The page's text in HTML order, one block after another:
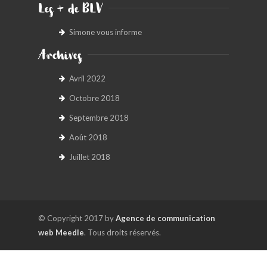
Les + de BLV
Simone vous informe
Archives
Avril 2022
Octobre 2018
Septembre 2018
Août 2018
Juillet 2018
© Copyright 2017 byAgence de communication
web Meedle. Tous droits réservés.